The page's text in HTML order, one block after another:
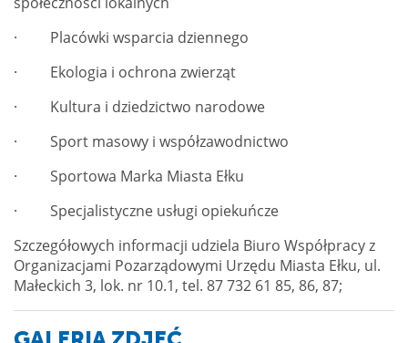
· Placówki wsparcia dziennego
· Ekologia i ochrona zwierząt
· Kultura i dziedzictwo narodowe
· Sport masowy i współzawodnictwo
· Sportowa Marka Miasta Ełku
· Specjalistyczne usługi opiekuńcze
Szczegółowych informacji udziela Biuro Współpracy z
Organizacjami Pozarządowymi Urzędu Miasta Ełku, ul.
Małeckich 3, lok. nr 10.1, tel. 87 732 61 85, 86, 87;